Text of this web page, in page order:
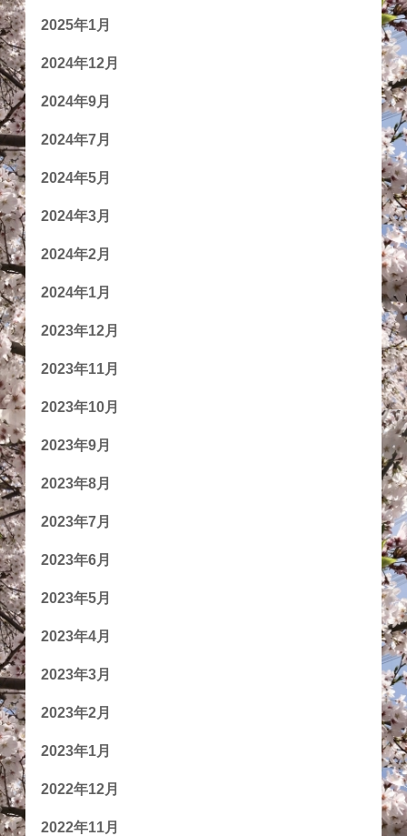
2025年1月
2024年12月
2024年9月
2024年7月
2024年5月
2024年3月
2024年2月
2024年1月
2023年12月
2023年11月
2023年10月
2023年9月
2023年8月
2023年7月
2023年6月
2023年5月
2023年4月
2023年3月
2023年2月
2023年1月
2022年12月
2022年11月